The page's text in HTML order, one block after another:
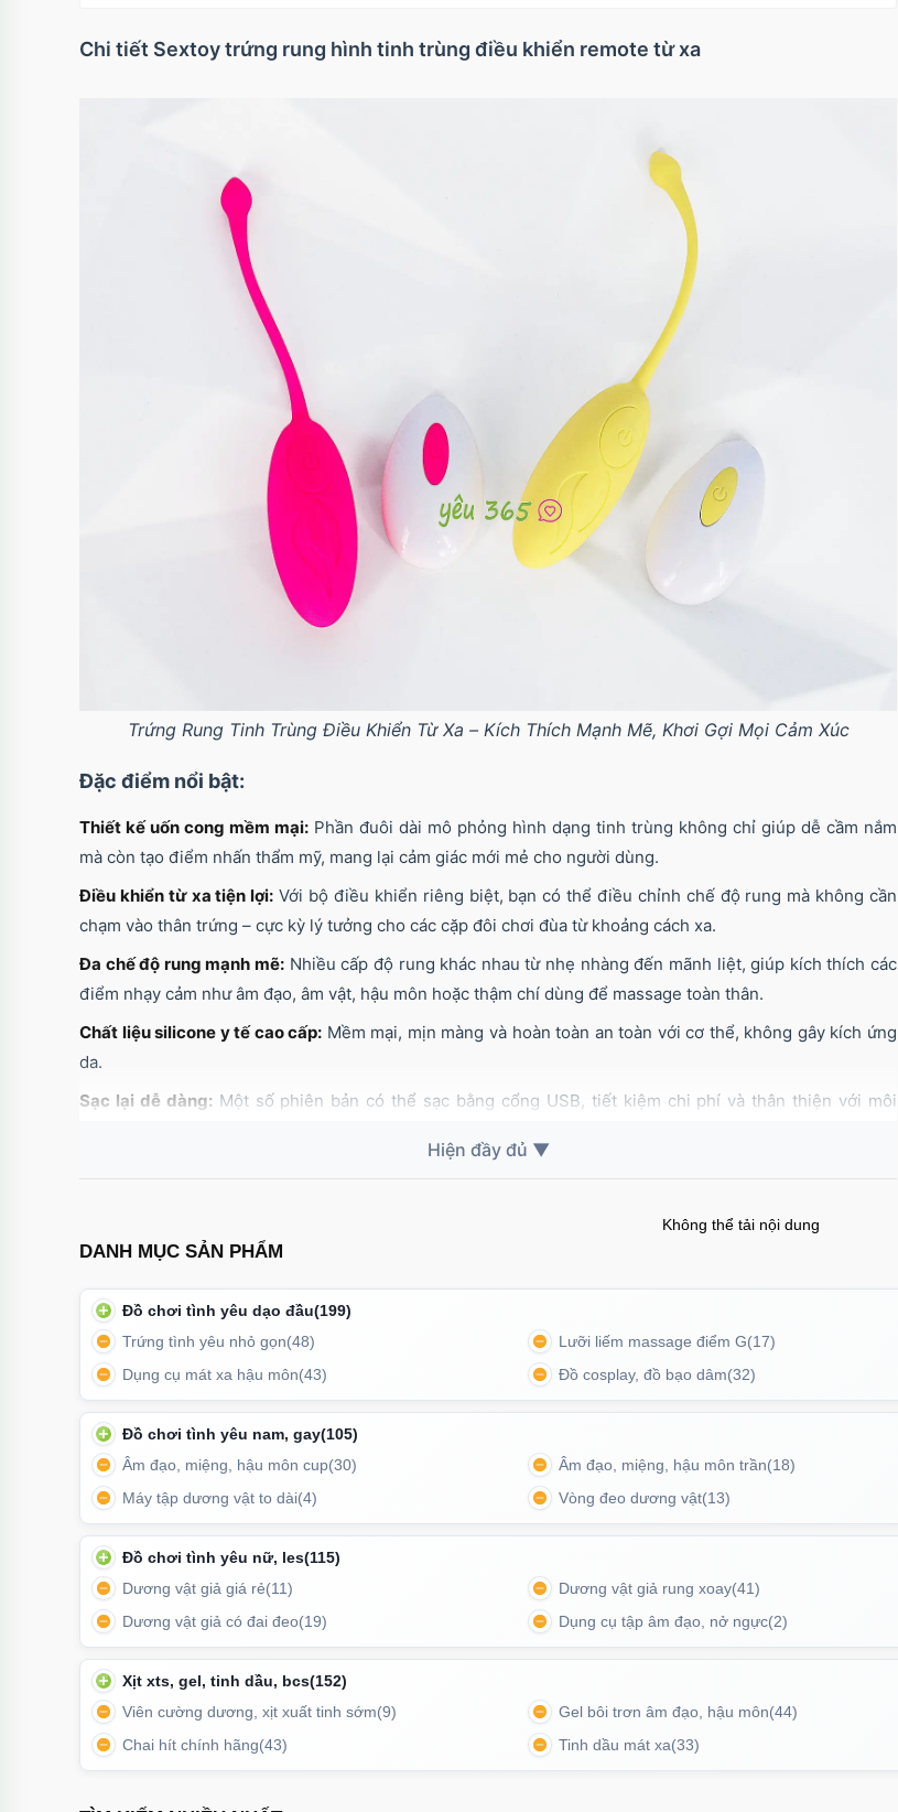
Chi tiết Sextoy trứng rung hình tinh trùng điều khiển remote từ xa
Trứng Rung Tinh Trùng Điều Khiển Từ Xa – Kích Thích Mạnh Mẽ, Khơi Gợi Mọi Cảm Xúc
Đặc điểm nổi bật:
Thiết kế uốn cong mềm mại: Phần đuôi dài mô phỏng hình dạng tinh trùng không chỉ giúp dễ cầm nắm
mà còn tạo điểm nhấn thẩm mỹ, mang lại cảm giác mới mẻ cho người dùng.
Điều khiển từ xa tiện lợi: Với bộ điều khiển riêng biệt, bạn có thể điều chỉnh chế độ rung mà không cần
chạm vào thân trứng – cực kỳ lý tưởng cho các cặp đôi chơi đùa từ khoảng cách xa.
Đa chế độ rung mạnh mẽ: Nhiều cấp độ rung khác nhau từ nhẹ nhàng đến mãnh liệt, giúp kích thích các
điểm nhạy cảm như âm đạo, âm vật, hậu môn hoặc thậm chí dùng để massage toàn thân.
Chất liệu silicone y tế cao cấp: Mềm mại, mịn màng và hoàn toàn an toàn với cơ thể, không gây kích ứng
da.
Sạc lại dễ dàng:Một số phiên bản có thể sạc bằng cổng USB, tiết kiệm chi phí và thân thiện với môi
Trứng rung tình yêu tinh trùng có 2 màu hồng và vàng quyến rũ
Không thể tải nội dung
DANH MỤC SẢN PHẨM
Đồ chơi tình yêu dạo đầu(199)
Trứng tình yêu nhỏ gọn(48) Lưỡi liếm massage điểm G(17)
Dụng cụ mát xa hậu môn(43) Đồ cosplay, đồ bạo dâm(32)
Đồ chơi tình yêu nam, gay(105)
Âm đạo, miệng, hậu môn cup(30) Âm đạo, miệng, hậu môn trần(18)
Máy tập dương vật to dài(4) Vòng đeo dương vật(13)
Đồ chơi tình yêu nữ, les(115)
Dương vật giả giá rẻ(11) Dương vật giả rung xoay(41)
Dương vật giả có đai đeo(19) Dụng cụ tập âm đạo, nở ngực(2)
Xịt xts, gel, tinh dầu, bcs(152)
Viên cường dương, xịt xuất tinh sớm(9) Gel bôi trơn âm đạo, hậu môn(44)
Chai hít chính hãng(43) Tinh dầu mát xa(33)